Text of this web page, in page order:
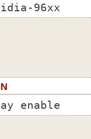
96xx
enable